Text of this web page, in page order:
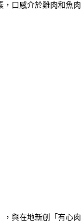
口感介於雞肉和魚
，與在地新創「有心